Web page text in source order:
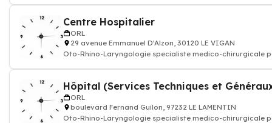
Centre Hospitalier
ORL
29 avenue Emmanuel D'Alzon, 30120 LE VIGAN
Oto-Rhino-Laryngologie specialiste medico-chirurgicale
Hôpital (Services Techniques et
ORL
boulevard Fernand Guilon, 97232 LE LAMENTIN
Oto-Rhino-Laryngologie specialiste medico-chirurgicale